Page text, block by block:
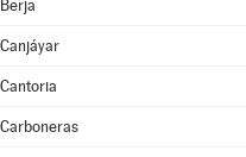
Berja
Canjáyar
Cantoria
Carboneras